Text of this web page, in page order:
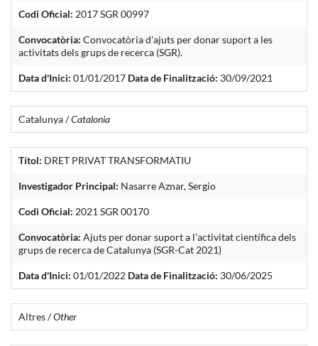
Codi Oficial: 2017 SGR 00997
Convocatòria: Convocatòria d'ajuts per donar suport a les
activitats dels grups de recerca (SGR).
Data d'Inici: 01/01/2017 Data de Finalització: 30/09/2021
Catalunya /Catalonia
Títol: DRET PRIVAT TRANSFORMATIU
Investigador Principal: Nasarre Aznar, Sergio
Codi Oficial: 2021 SGR 00170
Convocatòria: Ajuts per donar suport a l'activitat científica dels
grups de recerca de Catalunya (SGR-Cat 2021)
Data d'Inici: 01/01/2022 Data de Finalització: 30/06/2025
Altres /Other